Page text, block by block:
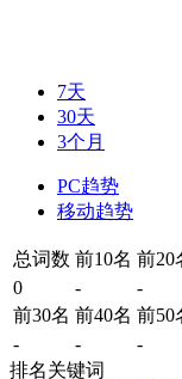
7天
30天
3个月
PC趋势
移动趋势
总词数 前10名 前20
0
-
-
前30名 前40名 前50
-
-
-
排名关键词